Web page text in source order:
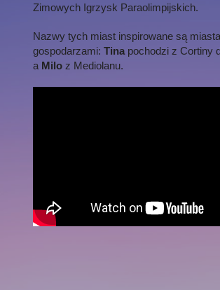
Zimowych Igrzysk Paraolimpijskich.
Nazwy tych miast inspirowane są
gospodarzami: Tina pochodzi z Cortiny
a Milo z Mediolanu.